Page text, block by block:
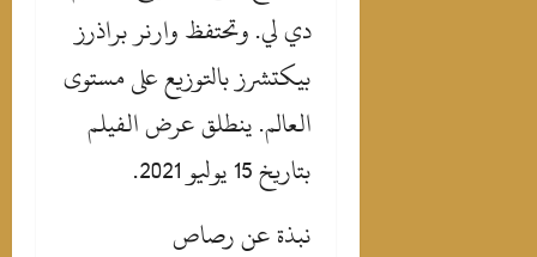
دي لي. وتحتفظ وارنر براذرز
بيكتشرز بالتوزيع على مستوى
العالم. ينطلق عرض الفيلم
بتاريخ 15 يوليو 2021.